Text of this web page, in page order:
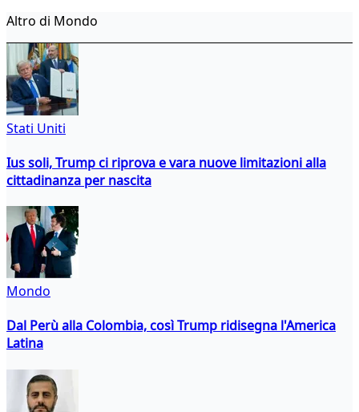
Altro di Mondo
Stati Uniti
Ius soli, Trump ci riprova e vara nuove limitazioni alla
cittadinanza per nascita
Mondo
Dal Perù alla Colombia, così Trump ridisegna l'America
Latina